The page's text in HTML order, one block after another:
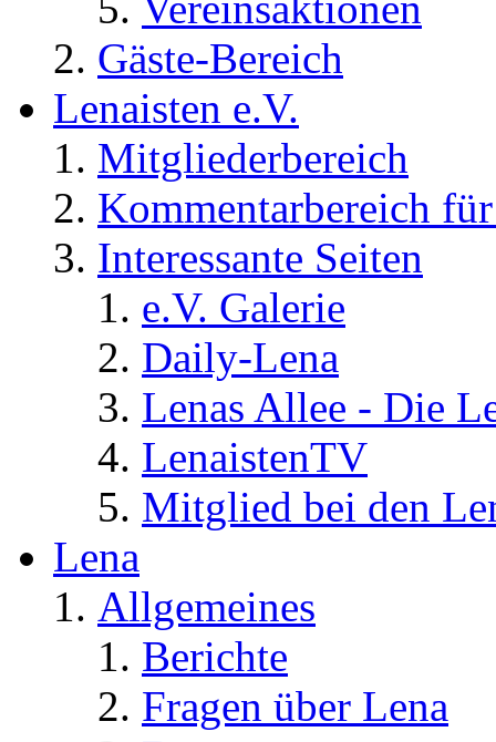
Gäste-Bereich
Lenaisten e.V.
Mitgliederbereich
Kommentarbereich
Interessante Seiten
e.V. Galerie
Daily-Lena
Lenas Allee - Die
LenaistenTV
Mitglied bei den
Lena
Allgemeines
Berichte
Fragen über Lena